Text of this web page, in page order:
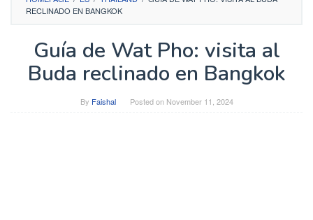
RECLINADO EN BANGKOK
Guía de Wat Pho: visita al
Buda reclinado en Bangkok
By Faishal Posted on November 11, 2024